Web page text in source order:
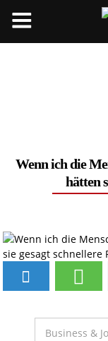
Wenn ich die
hätten
Business &